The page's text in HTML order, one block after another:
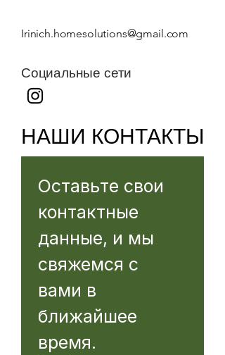
Irinich.homesolutions@gmail.com
Социальные сети
НАШИ КОНТАКТЫ
Оставьте свои
контактные
данные, и мы
свяжемся с
вами в
ближайшее
время.